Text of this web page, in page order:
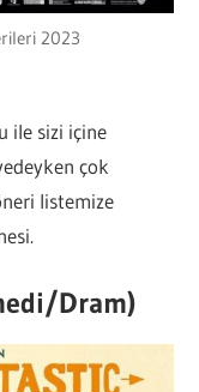
2023
ile sizi içine
çok
listemize
Dram)